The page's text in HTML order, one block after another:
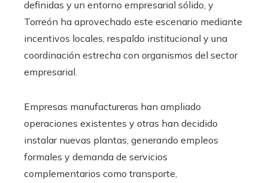
definidas y un entorno empresarial sólido, y
Torreón ha aprovechado este escenario mediante
incentivos locales, respaldo institucional y una
coordinación estrecha con organismos del sector
empresarial.
Empresas manufactureras han ampliado
operaciones existentes y otras han decidido
instalar nuevas plantas, generando empleos
formales y demanda de servicios
complementarios como transporte,